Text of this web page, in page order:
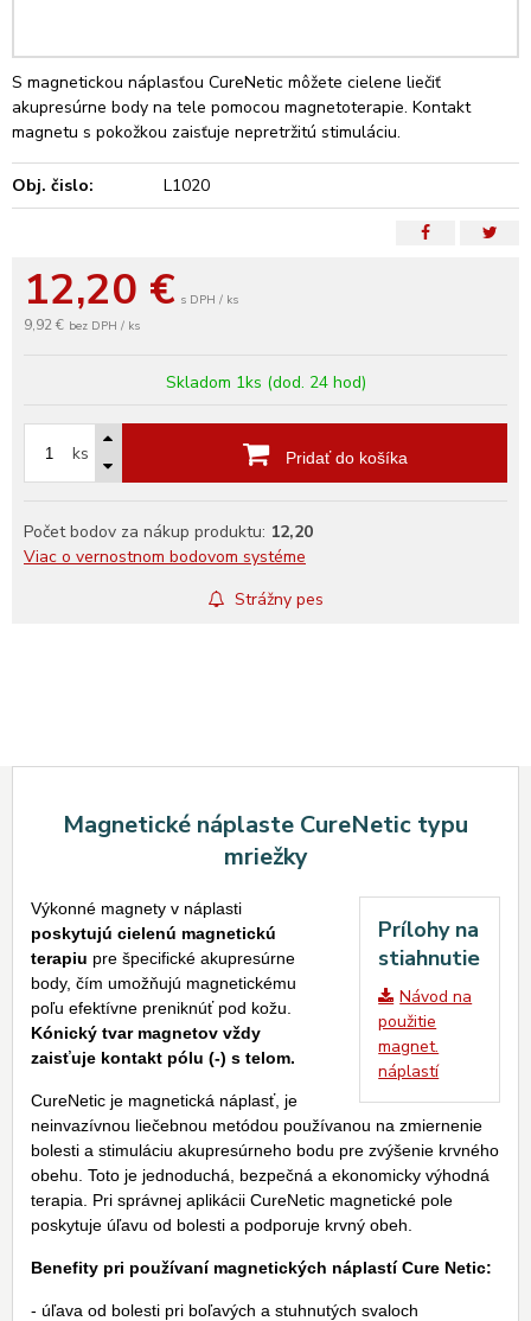
12,20 € s DPH / ks
9,92 € bez DPH / ks
Skladom 1ks (dod. 24 hod)
ks Pridať do košíka
Počet bodov za nákup produktu: 12,20
Viac o vernostnom bodovom systéme
Strážny pes
S magnetickou náplasťou CureNetic môžete cielene liečiť
akupresúrne body na tele pomocou magnetoterapie. Kontakt
magnetu s pokožkou zaisťuje nepretržitú stimuláciu.
Obj. čislo: L1020
Magnetické náplaste CureNetic typu
mriežky
Prílohy na
stiahnutie
Návod na
použitie
magnet.
náplastí
Výkonné magnety v náplasti
poskytujú cielenú magnetickú
terapiu pre špecifické akupresúrne
body, čím umožňujú magnetickému
poľu efektívne preniknúť pod kožu.
Kónický tvar magnetov vždy
zaisťuje kontakt pólu (-) s telom.
CureNetic je magnetická náplasť, je
neinvazívnou liečebnou metódou používanou na zmiernenie
bolesti a stimuláciu akupresúrneho bodu pre zvýšenie krvného
obehu. Toto je jednoduchá, bezpečná a ekonomicky výhodná
terapia. Pri správnej aplikácii CureNetic magnetické pole
poskytuje úľavu od bolesti a podporuje krvný obeh.
Benefity pri používaní magnetických náplastí Cure Netic:
- úľava od bolesti pri boľavých a stuhnutých svaloch